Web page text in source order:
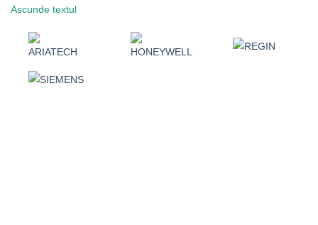
atunci când este nevoie.Studiați setarea de temperatură/umiditate
și componente automatizare ventilatie: toate produsele sunt noi,
cu garanție și suport.
Ascunde textul